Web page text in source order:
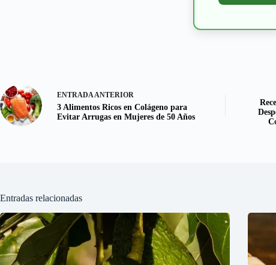
ENTRADA ANTERIOR
3 Alimentos Ricos en Colágeno para
Evitar Arrugas en Mujeres de 50 Años
Entradas relacionadas